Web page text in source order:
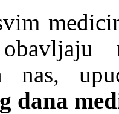
nas,
dana